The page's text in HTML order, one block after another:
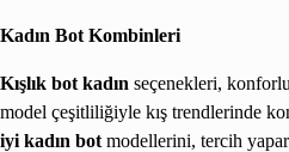
Kadın Bot Kombinleri
Kışlık bot kadın seçenekleri,
model çeşitliliğiyle kış trendlerinde
iyi kadın bot modellerini, tercih